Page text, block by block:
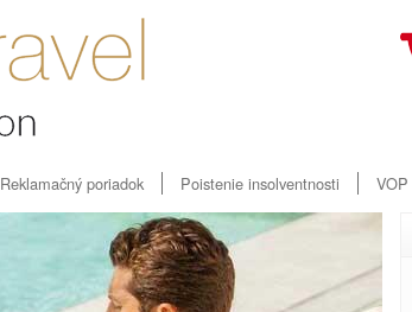
Reklamačný poriadok Poistenie insolventnosti VOP